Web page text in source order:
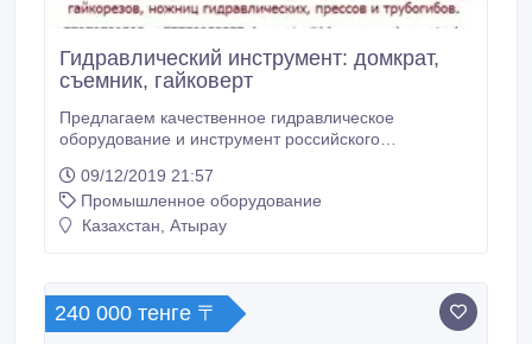
Гидравлический инструмент: домкрат,
съемник, гайковерт
Предлагаем качественное гидравлическое
оборудование и инструмент российского
универсальный грузовой ДГ, съемник, пресс,
гайковерт от 3000 до 15000 Нм, насос ручной,
маслостанция, компрессор, генератор, а также
09/12/2019 21:57
Промышленное оборудование
Казахстан, Атырау
240 000 тенге 〒